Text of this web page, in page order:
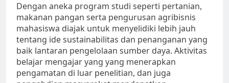
Dengan aneka program studi seperti pertanian,
makanan pangan serta pengurusan agribisnis
mahasiswa diajak untuk menyelidiki lebih jauh
tentang ide sustainabilitas dan penanganan yang
baik lantaran pengelolaan sumber daya. Aktivitas
belajar mengajar yang yang menerapkan
pengamatan di luar penelitian, dan juga